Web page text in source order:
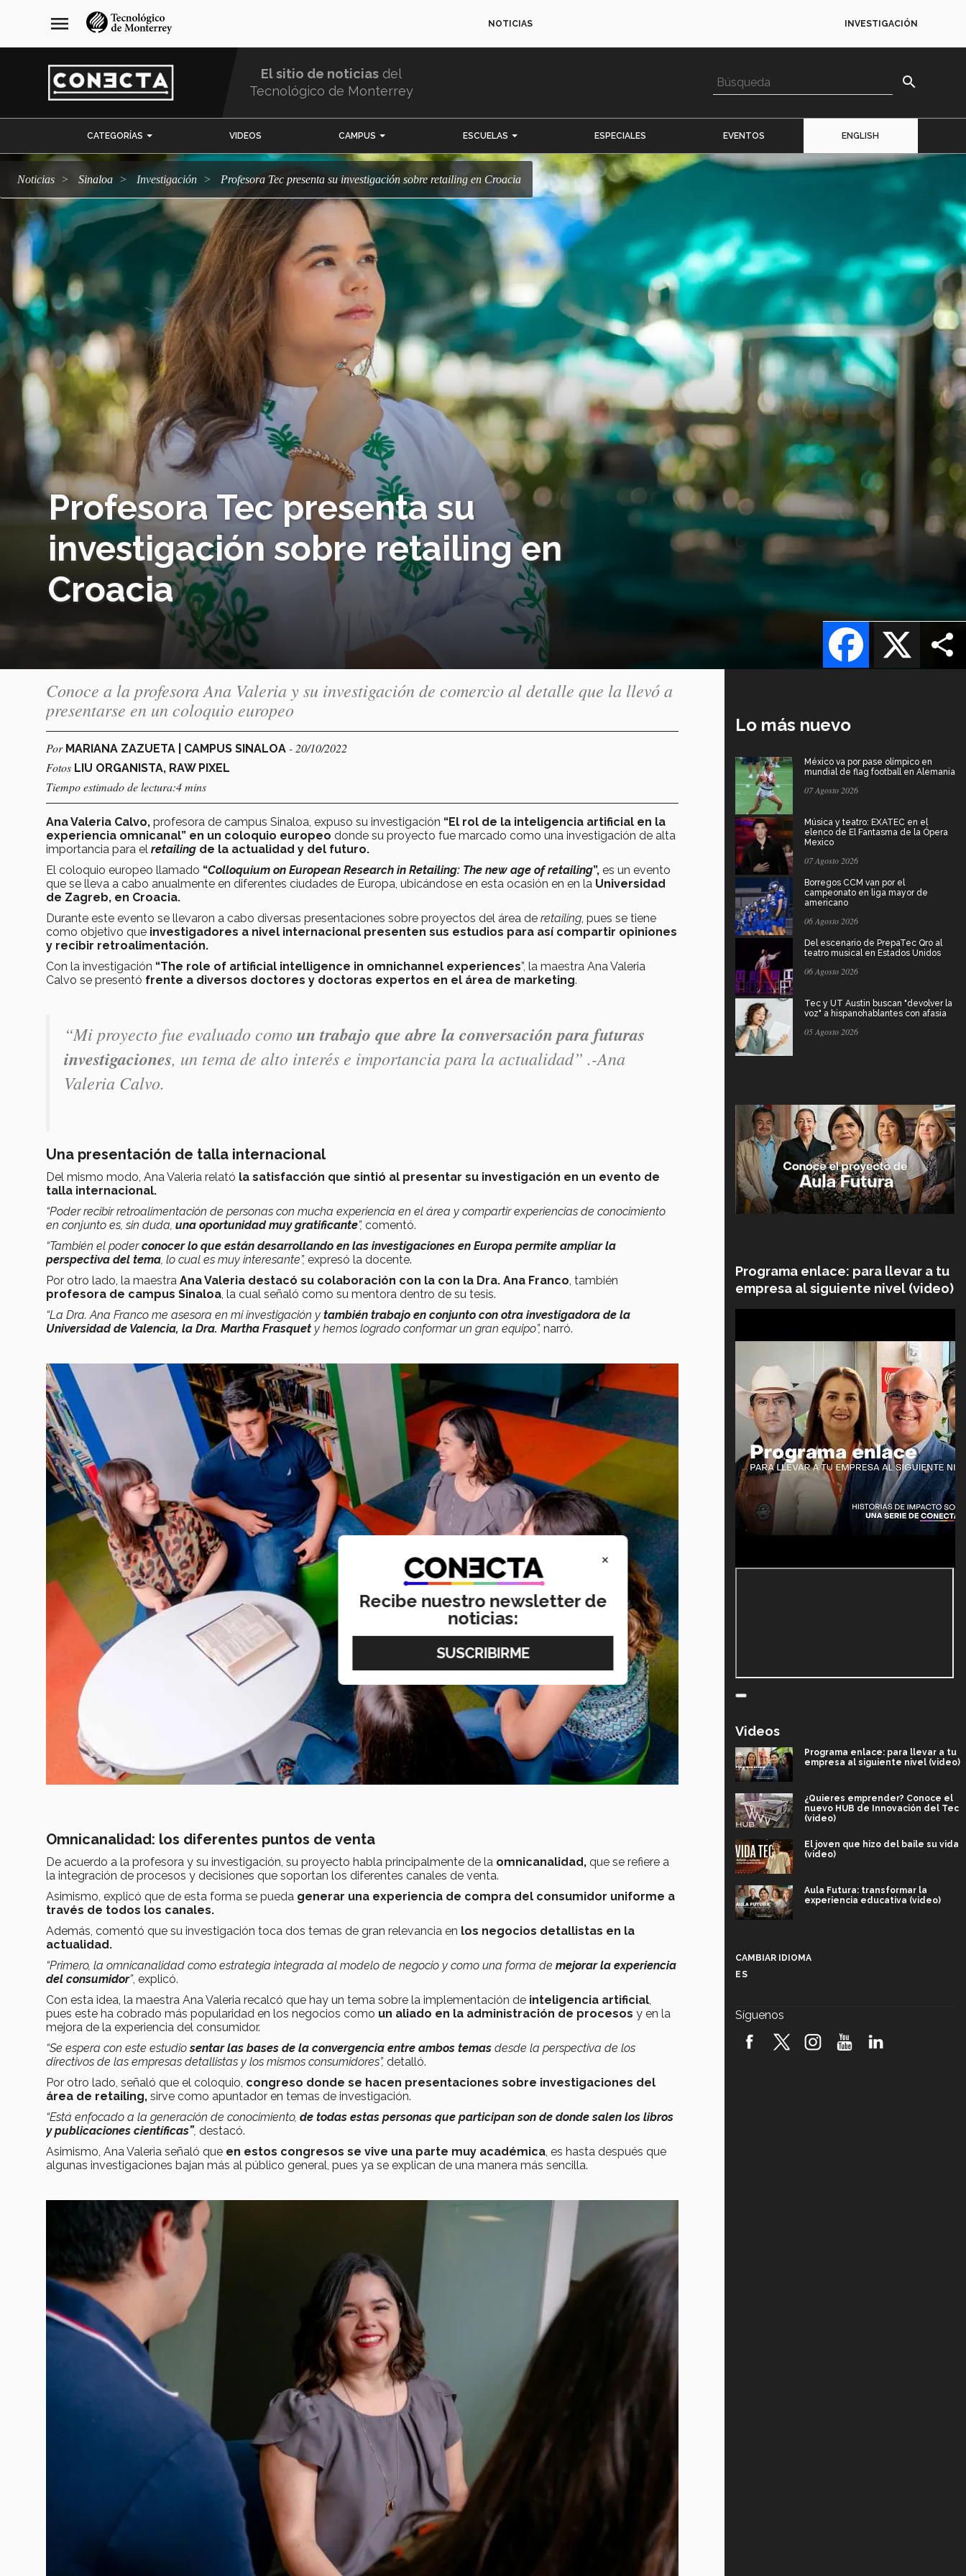
navegación
principal
menu NOTICIAS INVESTIGACIÓN
El sitio de noticias del
Tecnológico de Monterrey
search
CATEGORÍAS VIDEOS CAMPUS ESCUELAS ESPECIALES EVENTOS ENGLISH
Noticias Sinaloa Investigación Profesora Tec presenta su investigación sobre retailing en Croacia
Profesora Tec presenta su
investigación sobre retailing en
Croacia
X
Facebook
Conoce a la profesora Ana Valeria y su investigación de comercio al detalle que la llevó a
presentarse en un coloquio europeo
Por MARIANA ZAZUETA | CAMPUS SINALOA - 20/10/2022
Fotos LIU ORGANISTA, RAW PIXEL
Tiempo estimado de lectura:4 mins
Ana Valeria Calvo, profesora de campus Sinaloa, expuso su investigación “El rol de la inteligencia artificial en la
experiencia omnicanal” en un coloquio europeo donde su proyecto fue marcado como una investigación de alta
importancia para el retailing de la actualidad y del futuro.
El coloquio europeo llamado “Colloquium on European Research in Retailing: The new age of retailing”, es un evento
que se lleva a cabo anualmente en diferentes ciudades de Europa, ubicándose en esta ocasión en en la Universidad
de Zagreb, en Croacia.
Durante este evento se llevaron a cabo diversas presentaciones sobre proyectos del área de retailing , pues se tiene
como objetivo que investigadores a nivel internacional presenten sus estudios para así compartir opiniones
y recibir retroalimentación.
Con la investigación “The role of artificial intelligence in omnichannel experiences”, la maestra Ana Valeria
Calvo se presentó frente a diversos doctores y doctoras expertos en el área de marketing.
“Mi proyecto fue evaluado comoun trabajo que abre la conversación para futuras
investigaciones, un tema de alto interés e importancia para la actualidad” .-Ana
Valeria Calvo.
Una presentación de talla internacional
Del mismo modo, Ana Valeria relató la satisfacción que sintió al presentar su investigación en un evento de
talla internacional.
“Poder recibir retroalimentación de personas con mucha experiencia en el área y compartir experiencias de conocimiento
en conjunto es, sin duda, una oportunidad muy gratificante”, comentó.
“También el poderconocer lo que están desarrollando en las investigaciones en Europa permite ampliar la
perspectiva del tema , lo cual es muy interesante”, expresó la docente.
Por otro lado, la maestra Ana Valeria destacó su colaboración con la con la Dra. Ana Franco , también
profesora de campus Sinaloa , la cual señaló como su mentora dentro de su tesis.
“La Dra. Ana Franco me asesora en mi investigación y también trabajo en conjunto con otra investigadora de la
Universidad de Valencia, la Dra. Martha Frasquet y hemos logrado conformar un gran equipo”, narró.
Omnicanalidad: los diferentes puntos de venta
De acuerdo a la profesora y su investigación, su proyecto habla principalmente de la omnicanalidad, que se refiere a
la integración de procesos y decisiones que soportan los diferentes canales de venta.
Asimismo, explicó que de esta forma se pueda generar una experiencia de compra del consumidor uniforme a
través de todos los canales.
Además, comentó que su investigación toca dos temas de gran relevancia en los negocios detallistas en la
actualidad.
“Primero, la omnicanalidad como estrategia integrada al modelo de negocio y como una forma de mejorar la experiencia
del consumidor”, explicó.
Con esta idea, la maestra Ana Valeria recalcó que hay un tema sobre la implementación de inteligencia artificial,
pues este ha cobrado más popularidad en los negocios como un aliado en la administración de procesos y en la
mejora de la experiencia del consumidor.
“Se espera con este estudiosentar las bases de la convergencia entre ambos temas desde la perspectiva de los
directivos de las empresas detallistas y los mismos consumidores”, detalló.
Por otro lado, señaló que el coloquio, congreso donde se hacen presentaciones sobre investigaciones del
área de retailing, sirve como apuntador en temas de investigación.
“Está enfocado a la generación de conocimiento, de todas estas personas que participan son de donde salen los libros
y publicaciones científicas”, destacó.
Asimismo, Ana Valeria señaló que en estos congresos se vive una parte muy académica, es hasta después que
algunas investigaciones bajan más al público general, pues ya se explican de una manera más sencilla.
Lo más nuevo
México va por pase olímpico en
mundial de flag football en Alemania
07 Agosto 2026
Música y teatro: EXATEC en el
elenco de El Fantasma de la Ópera
Mexico
07 Agosto 2026
Borregos CCM van por el
campeonato en liga mayor de
americano
06 Agosto 2026
Del escenario de PrepaTec Qro al
teatro musical en Estados Unidos
06 Agosto 2026
Tec y UT Austin buscan "devolver la
voz" a hispanohablantes con afasia
05 Agosto 2026
Programa enlace: para llevar a tu
empresa al siguiente nivel (video)
Videos
Programa enlace: para llevar a tu
empresa al siguiente nivel (video)
¿Quieres emprender? Conoce el
nuevo HUB de Innovación del Tec
(video)
El joven que hizo del baile su vida
(video)
Aula Futura: transformar la
experiencia educativa (video)
robótica FIRST 2026! (video)
CAMBIAR IDIOMA
ES
Síguenos
×
Recibe nuestro newsletter de
noticias: